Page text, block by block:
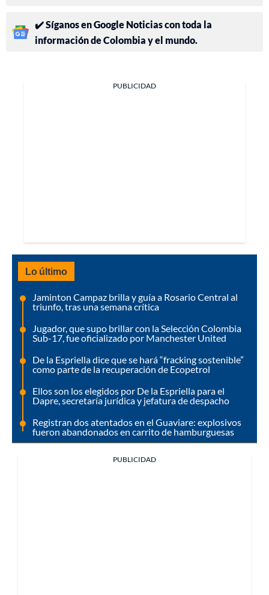
✔️ Síganos en Google Noticias con toda la
información de Colombia y el mundo.
PUBLICIDAD
Lo último
Jaminton Campaz brilla y guía a Rosario Central al
triunfo, tras una semana crítica
Jugador, que supo brillar con la Selección Colombia
Sub-17, fue oficializado por Manchester United
De la Espriella dice que se hará “fracking sostenible”
como parte de la recuperación de Ecopetrol
Ellos son los elegidos por De la Espriella para el
Dapre, secretaría jurídica y jefatura de despacho
Registran dos atentados en el Guaviare: explosivos
fueron abandonados en carrito de hamburguesas
PUBLICIDAD